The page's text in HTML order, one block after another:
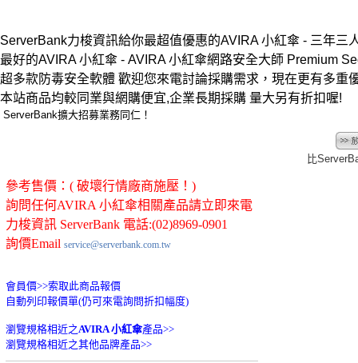
ServerBank力梭資訊給你最超值優惠的AVIRA 小紅傘 - 三年三
最好的AVIRA 小紅傘 - AVIRA 小紅傘網路安全大師 Premium
超多款防毒安全軟體 歡迎您來電討論採購需求，現在更有多重
本站商品均較同業與網購便宜,企業長期採購 量大另有折扣喔!
ServerBank擴大招募業務同仁！
比
參考售價：( 破壞行情廠商施壓！)
詢問任何AVIRA 小紅傘相關產品請立即來電
力梭資訊 ServerBank 電話:(02)8969-0901
詢價Email service@serverbank.com.tw
會員價>>索取此商品報價
自動列印報價單(仍可來電詢問折扣幅度)
瀏覽規格相近之AVIRA 小紅傘產品>>
瀏覽規格相近之其他品牌產品>>